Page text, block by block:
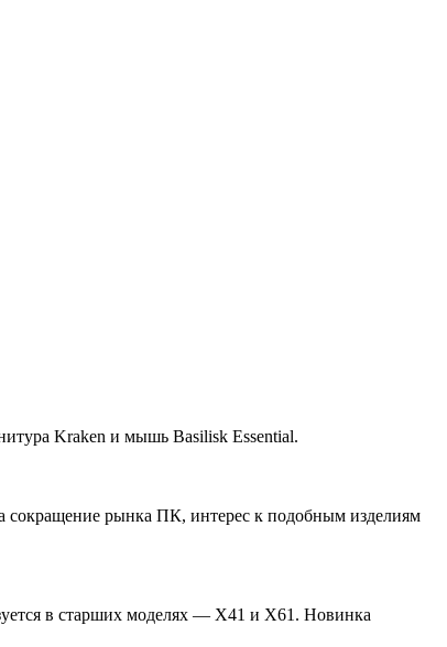
Kraken и мышь Basilisk Essential.
сокращение рынка ПК, интерес к подобным изделиям
в старших моделях — X41 и X61. Новинка